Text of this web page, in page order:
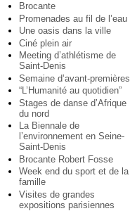
Brocante
Promenades au fil de l’eau
Une oasis dans la ville
Ciné plein air
Meeting d’athlétisme de
Saint-Denis
Semaine d’avant-premières
“L’Humanité au quotidien”
Stages de danse d’Afrique
du nord
La Biennale de
l’environnement en Seine-
Saint-Denis
Brocante Robert Fosse
Week end du sport et de la
famille
Visites de grandes
expositions parisiennes